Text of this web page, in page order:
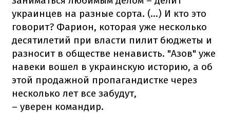
украинцев на разные сорта. (…) И кто это
говорит? Фарион, которая уже несколько
десятилетий при власти пилит бюджеты и
разносит в обществе ненависть. "Азов" уже
навеки вошел в украинскую историю, а об
этой продажной пропагандистке через
несколько лет все забудут,
– уверен командир.